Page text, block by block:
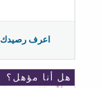
اعرف رصيدك
هل أنا مؤهل؟